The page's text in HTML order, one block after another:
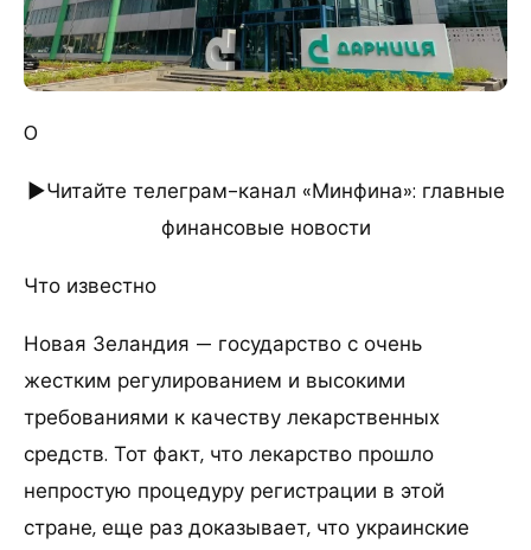
0
►Читайте телеграм-канал «Минфина»: главные
финансовые новости
Что известно
Новая Зеландия — государство с очень
жестким регулированием и высокими
требованиями к качеству лекарственных
средств. Тот факт, что лекарство прошло
непростую процедуру регистрации в этой
стране, еще раз доказывает, что украинские